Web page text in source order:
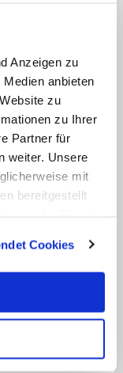
Anzeigen zu
anbieten
zu
zu Ihrer
Partner für
weiter. Unsere
mit
bereitgestellt
Cookies
100
spricht
der vielen
und
viele mit
und
die